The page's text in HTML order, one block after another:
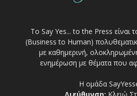
Το Say Yes... to the Press
(Business to Human)
με καθημερινή,
ενημέρωση με θέματα που
Η ομάδα